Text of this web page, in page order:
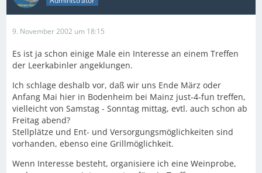
9. November 2002 um 18:15
Es ist ja schon einige Male ein Interesse an einem Treffen
der Leerkabinler angeklungen.
Ich schlage deshalb vor, daß wir uns Ende März oder
Anfang Mai hier in Bodenheim bei Mainz just-4-fun treffen,
vielleicht von Samstag - Sonntag mittag, evtl. auch schon ab
Freitag abend?
Stellplätze und Ent- und Versorgungsmöglichkeiten sind
vorhanden, ebenso eine Grillmöglichkeit.
Wenn Interesse besteht, organisiere ich eine Weinprobe,